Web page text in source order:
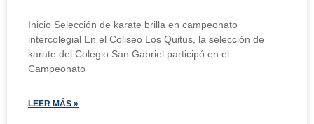
Inicio Selección de karate brilla en campeonato
intercolegial En el Coliseo Los Quitus, la selección de
karate del Colegio San Gabriel participó en el
Campeonato
LEER MÁS »